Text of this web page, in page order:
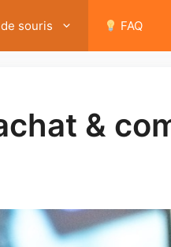
souris FAQ
&